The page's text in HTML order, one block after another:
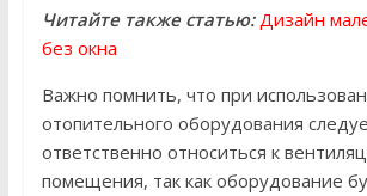
Читайте также статью: Дизайн
без окна
Важно помнить, что при
отопительного оборудования
ответственно относиться к
помещения, так как оборудование